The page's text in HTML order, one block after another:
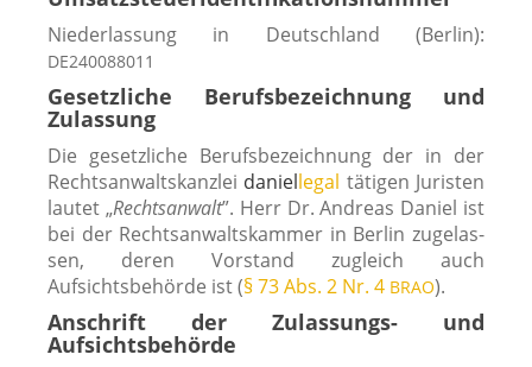
Niederlassung in Deutschland (Berlin):
DE240088011
Gesetzliche Berufsbezeichnung und
Zulassung
Die gesetz­li­che Berufsbezeichnung der in der
Rechtsanwaltskanzlei dani­ellegal täti­gen Juristen
lau­tet „Rechtsanwalt”. Herr Dr. Andreas Daniel ist
bei der Rechtsanwaltskammer in Berlin zuge­las­
sen, deren Vorstand zugleich auch
Aufsichtsbehörde ist (§ 73 Abs. 2 Nr. 4 BRAO).
Anschrift der Zulassungs- und
Aufsichtsbehörde